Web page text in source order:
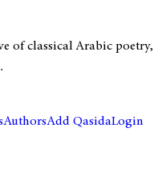
of classical Arabic
AuthorsAdd QasidaLogin